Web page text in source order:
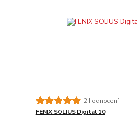
2 hodnocení
FENIX SOLIUS Digital 10